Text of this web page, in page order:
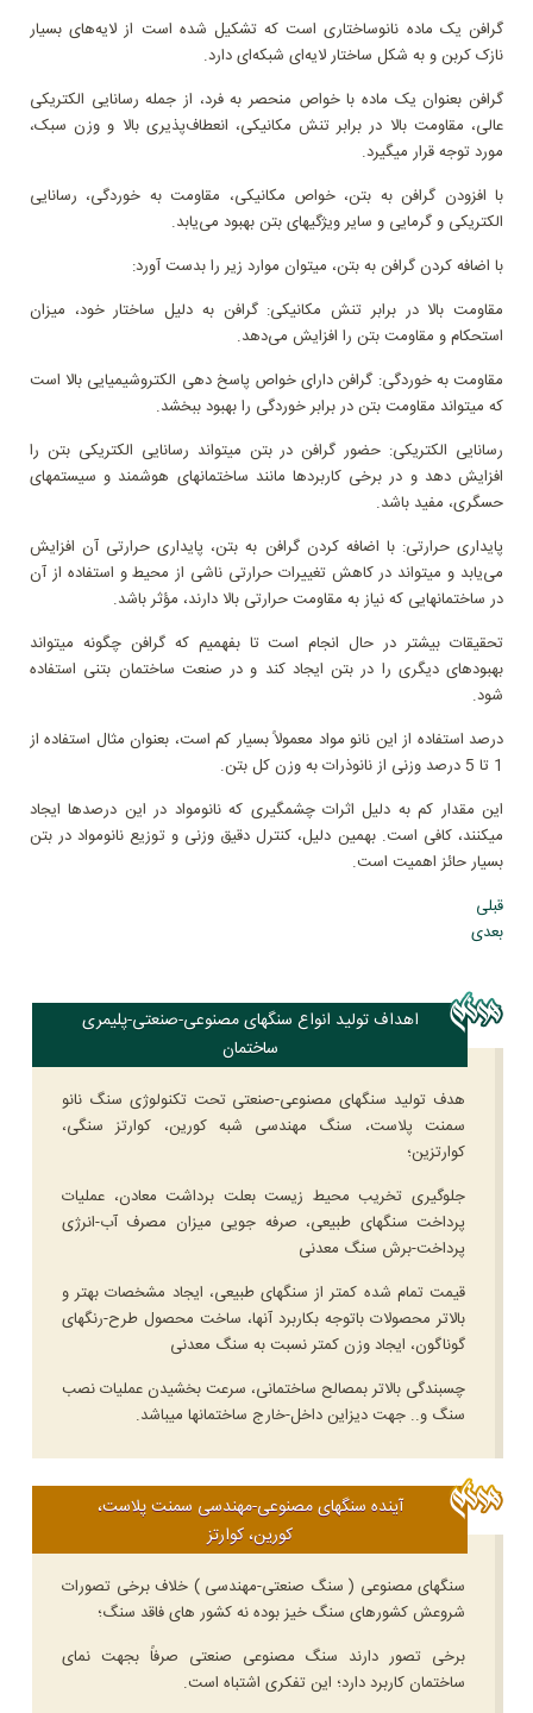
گرافن یک ماده نانوساختاری است که تشکیل شده است از لایه‌های بسیار
نازک کربن و به شکل ساختار لایه‌ای شبکه‌ای دارد.
گرافن بعنوان یک ماده با خواص منحصر به فرد، از جمله رسانایی الکتریکی
عالی، مقاومت بالا در برابر تنش مکانیکی، انعطاف‌پذیری بالا و وزن سبک،
مورد توجه قرار میگیرد.
با افزودن گرافن به بتن، خواص مکانیکی، مقاومت به خوردگی، رسانایی
الکتریکی و گرمایی و سایر ویژگیهای بتن بهبود می‌یابد.
با اضافه کردن گرافن به بتن، میتوان موارد زیر را بدست آورد:
مقاومت بالا در برابر تنش مکانیکی: گرافن به دلیل ساختار خود، میزان
استحکام و مقاومت بتن را افزایش می‌دهد.
مقاومت به خوردگی: گرافن دارای خواص پاسخ دهی الکتروشیمیایی بالا است
که میتواند مقاومت بتن در برابر خوردگی را بهبود ببخشد.
رسانایی الکتریکی: حضور گرافن در بتن میتواند رسانایی الکتریکی بتن را
افزایش دهد و در برخی کاربردها مانند ساختمانهای هوشمند و سیستمهای
حسگری، مفید باشد.
پایداری حرارتی: با اضافه کردن گرافن به بتن، پایداری حرارتی آن افزایش
می‌یابد و میتواند در کاهش تغییرات حرارتی ناشی از محیط و استفاده از آن
در ساختمانهایی که نیاز به مقاومت حرارتی بالا دارند، مؤثر باشد.
تحقیقات بیشتر در حال انجام است تا بفهمیم که گرافن چگونه میتواند
بهبود‌های دیگری را در بتن ایجاد کند و در صنعت ساختمان بتنی استفاده
شود.
درصد استفاده از این نانو مواد معمولاً بسیار کم است، بعنوان مثال استفاده از
1 تا 5 درصد وزنی از نانوذرات به وزن کل بتن.
این مقدار کم به دلیل اثرات چشمگیری که نانومواد در این درصدها ایجاد
میکنند، کافی است. بهمین دلیل، کنترل دقیق وزنی و توزیع نانومواد در بتن
بسیار حائز اهمیت است.
قبلی
بعدی
اهداف تولید انواع سنگهای مصنوعی-صنعتی-پلیمری
ساختمان
هدف تولید سنگهای مصنوعی-صنعتی تحت تکنولوژی سنگ نانو
سمنت پلاست، سنگ مهندسی شبه کورین، کوارتز سنگی،
کوارتزین؛
جلوگیری تخریب محیط زیست بعلت برداشت معادن، عملیات
پرداخت سنگهای طبیعی، صرفه جویی میزان مصرف آب-انرژی
پرداخت-برش سنگ معدنی
قیمت تمام شده کمتر از سنگهای طبیعی، ایجاد مشخصات بهتر و
بالاتر محصولات باتوجه بکاربرد آنها، ساخت محصول طرح-رنگهای
گوناگون، ایجاد وزن کمتر نسبت به سنگ معدنی
چسبندگی بالاتر بمصالح ساختمانی، سرعت بخشیدن عملیات نصب
سنگ و.. جهت دیزاین داخل-خارج ساختمانها میباشد.
آینده سنگهای مصنوعی-مهندسی سمنت پلاست،
کورین، کوارتز
سنگهای مصنوعی ( سنگ صنعتی-مهندسی ) خلاف برخی تصورات
شروعش کشورهای سنگ خیز بوده نه کشور های فاقد سنگ؛
برخی تصور دارند سنگ مصنوعی صنعتی صرفاً بجهت نمای
ساختمان کاربرد دارد؛ این تفکری اشتباه است.